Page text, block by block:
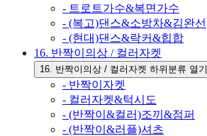
- 트로트가수&복면가수
- (복고)댄스&소방차&김완선
- (현대)댄스&락커&힙합
16. 반짝이의상 / 컬러자켓
16. 반짝이의상 / 컬러자켓 하위분류 열기
- 반짝이자켓
- 컬러자켓&턱시도
- (반짝이&컬러)조끼&점퍼
- (반짝이&러플)셔츠